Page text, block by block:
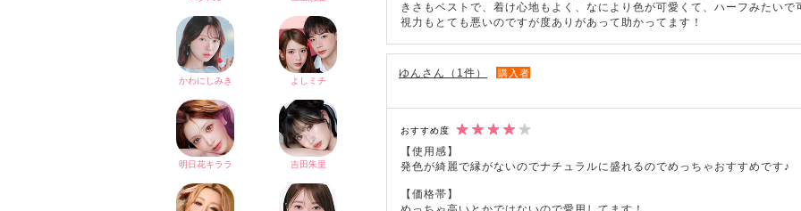
きさもベストで、着け心地もよく、なにより色が可愛くて、ハーフみたい
視力もとても悪いのですが度ありがあって助かってます！
ゆんさん（1件） 購入者
おすすめ度
【使用感】
発色が綺麗で縁がないのでナチュラルに盛れるのでめっちゃおすすめです♪
【価格帯】